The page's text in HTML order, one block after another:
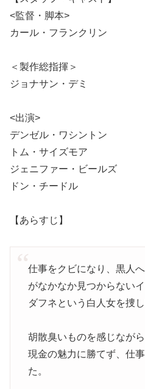
<監督・脚本>
カール・フランクリン
＜製作総指揮＞
ジョナサン・デミ
<出演>
デンゼル・ワシントン
トム・サイズモア
ジェニファー・ビールズ
ドン・チードル
【あらすじ】
仕事をクビになり、黒人
がなかなか見つからない
ダフネという白人女を捜
胡散臭いものを感じなが
現金の魅力に勝てず、仕
た。